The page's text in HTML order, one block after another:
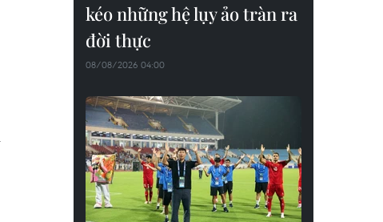
kéo những hệ lụy ảo tràn ra
đời thực
08/08/2026 04:00